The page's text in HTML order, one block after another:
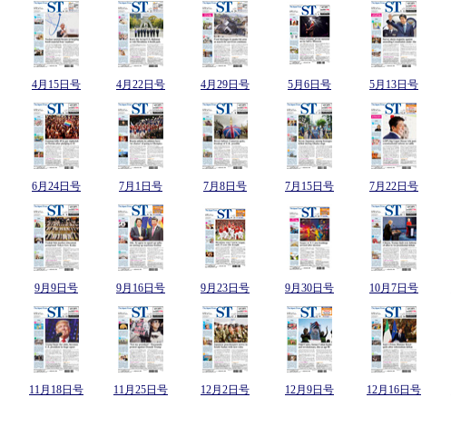
4月15日号 4月22日号 4月29日号 5月6日号 5月13日号
6月24日号 7月1日号 7月8日号 7月15日号 7月22日号
9月9日号 9月16日号 9月23日号 9月30日号 10月7日号
11月18日号 11月25日号 12月2日号 12月9日号 12月16日号